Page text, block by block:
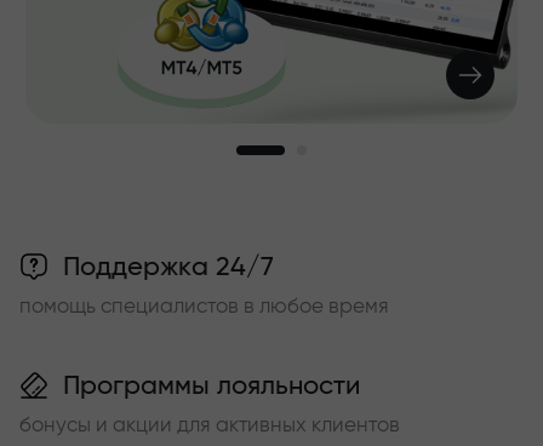
Поддержка 24/7
помощь специалистов в любое время
Программы лояльности
бонусы и акции для активных клиентов